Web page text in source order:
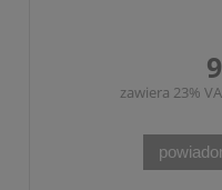
zawiera 23%